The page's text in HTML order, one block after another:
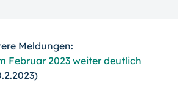
Meldungen:
Februar 2023 weiter deutlich